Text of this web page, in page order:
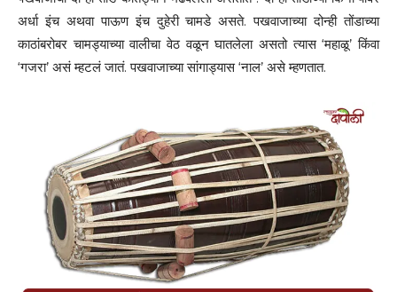
अर्धा इंच अथवा पाऊण इंच दुहेरी चामडे असते. पखवाजाच्या दोन्ही तोंडाच्या
काठांबरोबर चामड्याच्या वालीचा वेठ वळून घातलेला असतो त्यास ‘महाळू’ किंवा
‘गजरा’ असं म्हटलं जातं. पखवाजाच्या सांगाड्यास ‘नाल’ असे म्हणतात.